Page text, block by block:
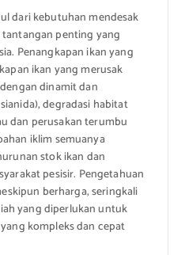
dari kebutuhan mendesak
penting yang
Penangkapan ikan yang
ikan yang merusak
dinamit dan
degradasi habitat
dan perusakan terumbu
iklim semuanya
stok ikan dan
pesisir. Pengetahuan
berharga, seringkali
yang diperlukan untuk
kompleks dan cepat